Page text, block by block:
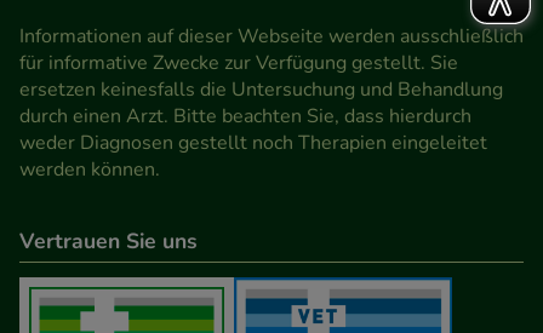
Informationen auf dieser Webseite werden ausschließlich
für informative Zwecke zur Verfügung gestellt. Sie
ersetzen keinesfalls die Untersuchung und Behandlung
durch einen Arzt. Bitte beachten Sie, dass hierdurch
weder Diagnosen gestellt noch Therapien eingeleitet
werden können.
Vertrauen Sie uns